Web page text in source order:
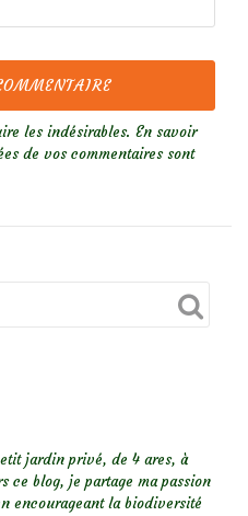
les indésirables. En savoir
de vos commentaires sont
jardin privé, de 4 ares, à
ce blog, je partage ma passion
encourageant la biodiversité